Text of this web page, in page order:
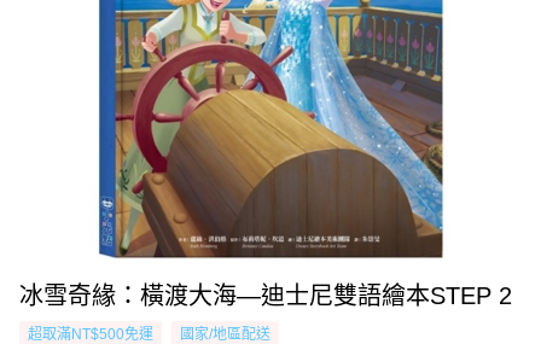
冰雪奇緣：橫渡大海—迪士尼雙語繪本STEP 2
超取滿NT$500免運 國家/地區配送